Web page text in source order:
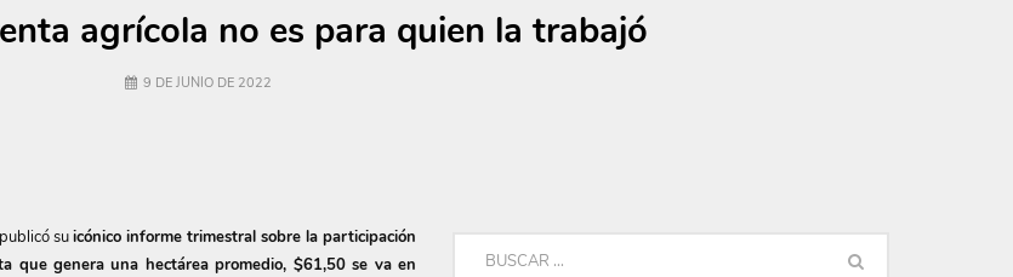
agrícola no es para quien la trabajó
9 DE JUNIO DE 2022
suicónico informe trimestral sobre la participación
que genera una hectárea promedio, $61,50 se va en